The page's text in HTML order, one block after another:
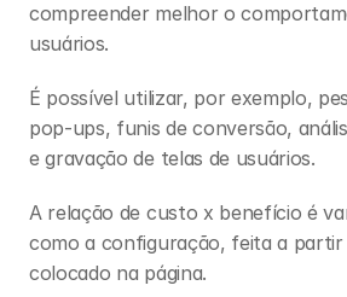
compreender melhor o
usuários.
É possível utilizar, por exemplo,
pop-ups, funis de conversão,
e gravação de telas de usuários.
A relação de custo x benefício é
como a configuração, feita a
colocado na página.